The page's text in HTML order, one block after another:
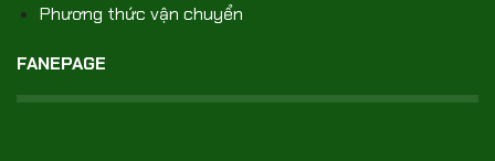
Phương thức vận chuyển
FANEPAGE